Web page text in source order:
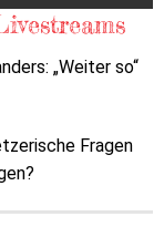
„Weiter so“
Fragen